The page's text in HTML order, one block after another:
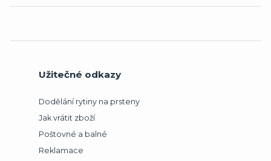
Užitečné odkazy
Dodělání rytiny na prsteny
Jak vrátit zboží
Poštovné a balné
Reklamace